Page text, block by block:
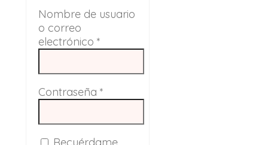
Nombre de usuario
o correo
electrónico *
Contraseña *